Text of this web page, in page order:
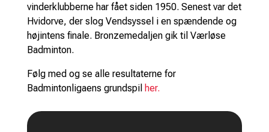
vinderklubberne har fået siden 1950. Senest var det
Hvidorve, der slog Vendsyssel i en spændende og
højintens finale. Bronzemedaljen gik til Værløse
Badminton.
Følg med og se alle resultaterne for
Badmintonligaens grundspil her.